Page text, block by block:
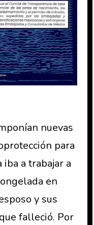
nuevas
para
a trabajar a
en
y sus
falleció. Por